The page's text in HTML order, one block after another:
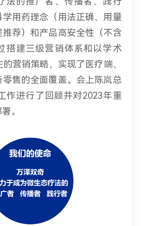
用药理念（用法正确、用量
荐）和产品高安全性（不含
搭建三级营销体系和以学术
营销策略，实现了医疗端、
售的全面覆盖。会上陈岚总
作进行了回顾并对2023年重
。